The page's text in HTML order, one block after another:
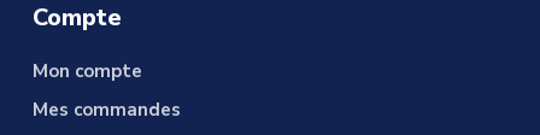
Compte
Mon compte
Mes commandes